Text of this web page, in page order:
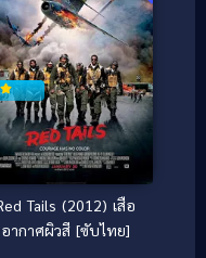
Tails (2012) เสือ
อากาศผิวสี [ซับไทย]